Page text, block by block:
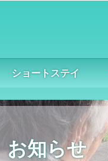
ショートステイ
お知らせ